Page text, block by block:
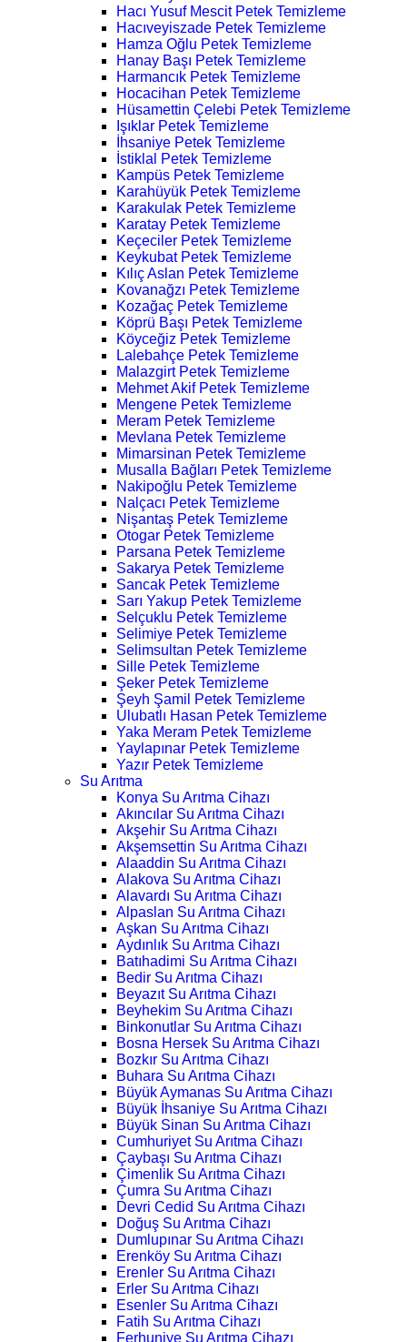
Hacı Yusuf Mescit Petek Temizleme
Hacıveyiszade Petek Temizleme
Hamza Oğlu Petek Temizleme
Hanay Başı Petek Temizleme
Harmancık Petek Temizleme
Hocacihan Petek Temizleme
Hüsamettin Çelebi Petek Temizleme
Işıklar Petek Temizleme
İhsaniye Petek Temizleme
İstiklal Petek Temizleme
Kampüs Petek Temizleme
Karahüyük Petek Temizleme
Karakulak Petek Temizleme
Karatay Petek Temizleme
Keçeciler Petek Temizleme
Keykubat Petek Temizleme
Kılıç Aslan Petek Temizleme
Kovanağzı Petek Temizleme
Kozağaç Petek Temizleme
Köprü Başı Petek Temizleme
Köyceğiz Petek Temizleme
Lalebahçe Petek Temizleme
Malazgirt Petek Temizleme
Mehmet Akif Petek Temizleme
Mengene Petek Temizleme
Meram Petek Temizleme
Mevlana Petek Temizleme
Mimarsinan Petek Temizleme
Musalla Bağları Petek Temizleme
Nakipoğlu Petek Temizleme
Nalçacı Petek Temizleme
Nişantaş Petek Temizleme
Otogar Petek Temizleme
Parsana Petek Temizleme
Sakarya Petek Temizleme
Sancak Petek Temizleme
Sarı Yakup Petek Temizleme
Selçuklu Petek Temizleme
Selimiye Petek Temizleme
Selimsultan Petek Temizleme
Sille Petek Temizleme
Şeker Petek Temizleme
Şeyh Şamil Petek Temizleme
Ulubatlı Hasan Petek Temizleme
Yaka Meram Petek Temizleme
Yaylapınar Petek Temizleme
Yazır Petek Temizleme
Su Arıtma
Konya Su Arıtma Cihazı
Akıncılar Su Arıtma Cihazı
Akşehir Su Arıtma Cihazı
Akşemsettin Su Arıtma Cihazı
Alaaddin Su Arıtma Cihazı
Alakova Su Arıtma Cihazı
Alavardı Su Arıtma Cihazı
Alpaslan Su Arıtma Cihazı
Aşkan Su Arıtma Cihazı
Aydınlık Su Arıtma Cihazı
Batıhadimi Su Arıtma Cihazı
Bedir Su Arıtma Cihazı
Beyazıt Su Arıtma Cihazı
Beyhekim Su Arıtma Cihazı
Binkonutlar Su Arıtma Cihazı
Bosna Hersek Su Arıtma Cihazı
Bozkır Su Arıtma Cihazı
Buhara Su Arıtma Cihazı
Büyük Aymanas Su Arıtma Cihazı
Büyük İhsaniye Su Arıtma Cihazı
Büyük Sinan Su Arıtma Cihazı
Cumhuriyet Su Arıtma Cihazı
Çaybaşı Su Arıtma Cihazı
Çimenlik Su Arıtma Cihazı
Çumra Su Arıtma Cihazı
Devri Cedid Su Arıtma Cihazı
Doğuş Su Arıtma Cihazı
Dumlupınar Su Arıtma Cihazı
Erenköy Su Arıtma Cihazı
Erenler Su Arıtma Cihazı
Erler Su Arıtma Cihazı
Esenler Su Arıtma Cihazı
Fatih Su Arıtma Cihazı
Ferhuniye Su Arıtma Cihazı